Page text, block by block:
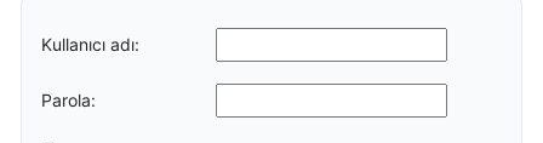
Kullanıcı adı:
Parola: